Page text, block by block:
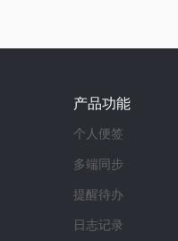
产品功能
个人便签
多端同步
提醒待办
日志记录